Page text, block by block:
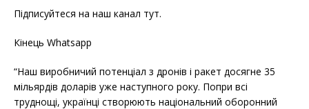
Підписуйтеся на наш канал тут.
Кінець Whatsapp
“Наш виробничий потенціал з дронів і ракет досягне 35
мільярдів доларів уже наступного року. Попри всі
труднощі, українці створюють національний оборонний